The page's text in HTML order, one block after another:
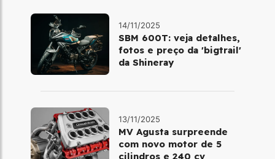
14/11/2025
SBM 600T: veja detalhes,
fotos e preço da 'bigtrail'
da Shineray
13/11/2025
MV Agusta surpreende
com novo motor de 5
cilindros e 240 cv